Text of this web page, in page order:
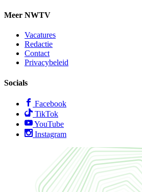
Meer NWTV
Vacatures
Redactie
Contact
Privacybeleid
Socials
Facebook
TikTok
YouTube
Instagram